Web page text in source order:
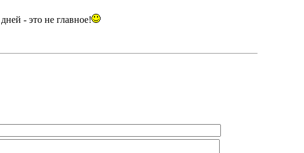
- это не главное!